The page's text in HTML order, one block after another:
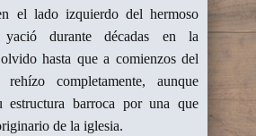
el lado izquierdo del hermoso
durante décadas en la
hasta que a comienzos del
completamente, aunque
estructura barroca por una que
de la iglesia.